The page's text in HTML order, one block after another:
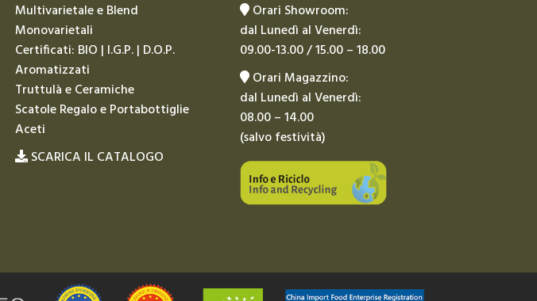
Multivarietale e Blend
Monovarietali
Certificati: BIO | I.G.P. | D.O.P.
Aromatizzati
Truttulà e Ceramiche
Scatole Regalo e Portabottiglie
Aceti
SCARICA IL CATALOGO
Orari Showroom:
dal Lunedì al Venerdì:
09.00-13.00 / 15.00 – 18.00
Orari Magazzino:
dal Lunedì al Venerdì:
08.00 – 14.00
(salvo festività)